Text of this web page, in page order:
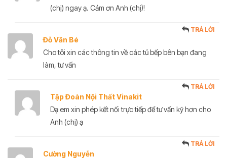
(chị) ngay ạ. Cảm ơn Anh (chị)!
Đỗ Văn Bé
TRẢ LỜI
Cho tôi xin các thông tin về các tủ bếp bên bạn đang
làm, tư vấn
Tập Đoàn Nội Thất Vinakit
TRẢ LỜI
Dạ em xin phép kết nối trực tiếp để tư vấn kỹ hơn cho
Anh (chị) ạ
Cường Nguyễn
TRẢ LỜI